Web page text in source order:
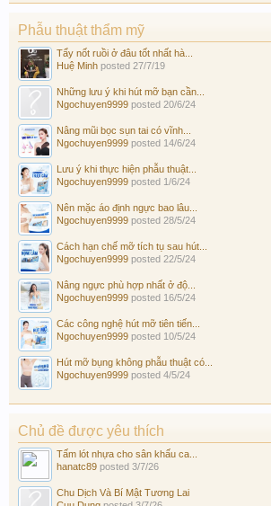
Phẫu thuật thẩm mỹ
Tẩy nốt ruồi ở đâu tốt nhất hà...
Huệ Minh posted 27/7/19
Những lưu ý khi hút mỡ bạn cần...
Ngochuyen9999 posted 20/6/24
Nâng mũi bọc sụn tai có vĩnh...
Ngochuyen9999 posted 14/6/24
Lưu ý khi thực hiện phẫu thuật...
Ngochuyen9999 posted 1/6/24
Nên mặc áo định ngực bao lâu...
Ngochuyen9999 posted 28/5/24
Cách hạn chế mỡ tích tụ sau hút...
Ngochuyen9999 posted 22/5/24
Nâng ngực phù hợp nhất ở độ...
Ngochuyen9999 posted 16/5/24
Các công nghệ hút mỡ tiên tiến...
Ngochuyen9999 posted 10/5/24
Hút mỡ bụng không phẫu thuật có...
Ngochuyen9999 posted 4/5/24
Chủ đề được yêu thích
Tấm lót nhựa cho sân khấu ca...
hanatc89 posted 3/7/26
Chu Dịch Và Bí Mật Tương Lai